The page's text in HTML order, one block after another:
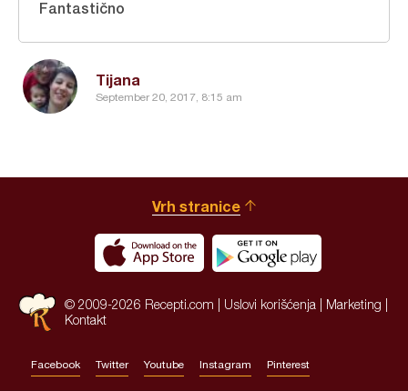
Tijana
September 20, 2017, 8:15 am
Fantastično
Vrh stranice
© 2009-2026 Recepti.com | Uslovi korišćenja Marketing
Kontakt
Facebook Twitter Youtube Instagram Pinterest